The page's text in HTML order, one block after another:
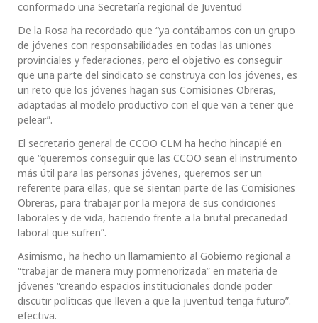
conformado una Secretaría regional de Juventud
De la Rosa ha recordado que “ya contábamos con un grupo
de jóvenes con responsabilidades en todas las uniones
provinciales y federaciones, pero el objetivo es conseguir
que una parte del sindicato se construya con los jóvenes, es
un reto que los jóvenes hagan sus Comisiones Obreras,
adaptadas al modelo productivo con el que van a tener que
pelear”.
El secretario general de CCOO CLM ha hecho hincapié en
que “queremos conseguir que las CCOO sean el instrumento
más útil para las personas jóvenes, queremos ser un
referente para ellas, que se sientan parte de las Comisiones
Obreras, para trabajar por la mejora de sus condiciones
laborales y de vida, haciendo frente a la brutal precariedad
laboral que sufren”.
Asimismo, ha hecho un llamamiento al Gobierno regional a
“trabajar de manera muy pormenorizada” en materia de
jóvenes “creando espacios institucionales donde poder
discutir políticas que lleven a que la juventud tenga futuro”.
efectiva.